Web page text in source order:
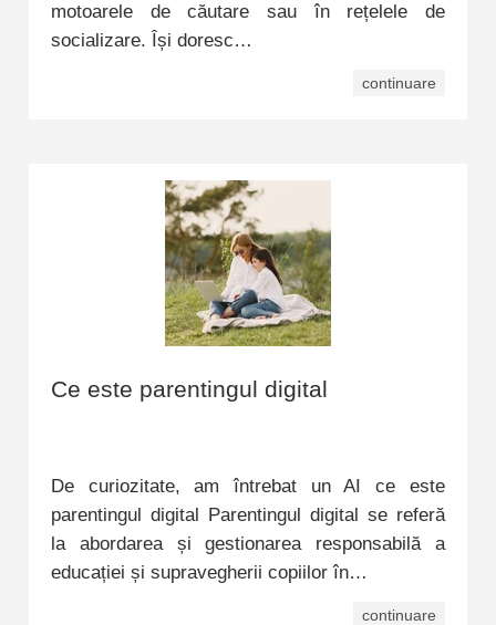
motoarele de căutare sau în rețelele de
socializare. Își doresc…
continuare
Ce este parentingul digital
De curiozitate, am întrebat un AI ce este
parentingul digital Parentingul digital se referă
la abordarea și gestionarea responsabilă a
educației și supravegherii copiilor în…
continuare